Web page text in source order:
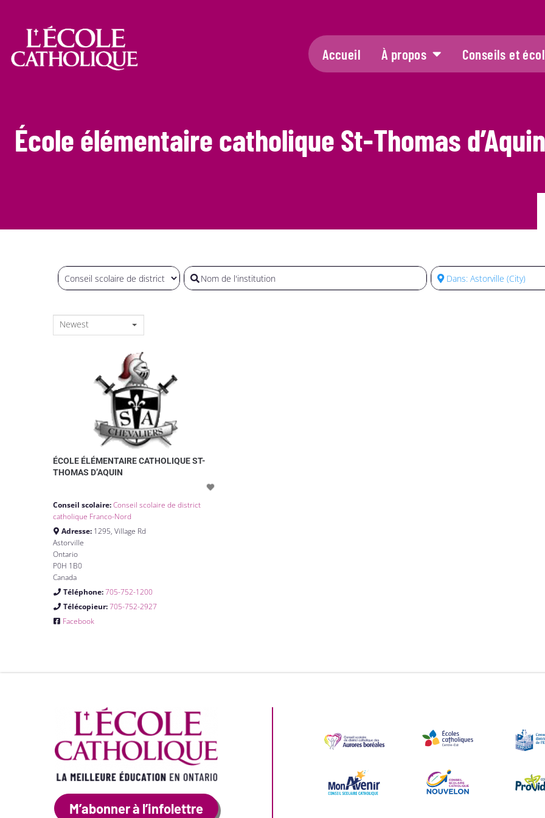
Accueil À propos Conseils et
École élémentaire catholique St-Thomas d’Aquin
Newest
ÉCOLE ÉLÉMENTAIRE CATHOLIQUE ST-
THOMAS D’AQUIN
Conseil scolaire:Conseil scolaire de district
catholique Franco-Nord
Adresse: 1295, Village Rd
Astorville
Ontario
P0H 1B0
Canada
Téléphone:705-752-1200
Télécopieur:705-752-2927
Facebook
M’abonner à l’infolettre